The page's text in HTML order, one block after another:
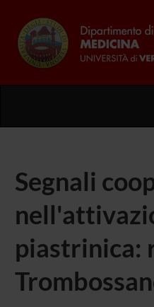
Segnali
piastrinica: